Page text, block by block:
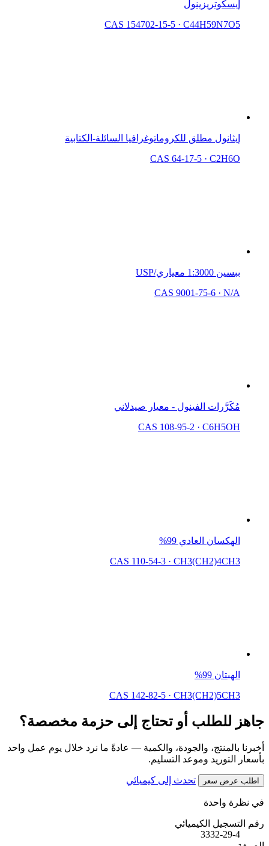
إيسكوتريزينول
CAS 154702-15-5 · C44H59N7O5
إيثانول مطلق للكروماتوغرافيا السائلة-الكتابية
CAS 64-17-5 · C2H6O
ببسين 1:3000 معياري/USP
CAS 9001-75-6 · N/A
مُكَرَّرات الفينول - معيار صيدلاني
CAS 108-95-2 · C6H5OH
الهكسان العادي 99%
CAS 110-54-3 · CH3(CH2)4CH3
الهبتان 99%
CAS 142-82-5 · CH3(CH2)5CH3
جاهز للطلب أو تحتاج إلى حزمة مخصصة؟
أخبرنا بالمنتج، والجودة، والكمية — عادةً ما نرد خلال يوم عمل واحد
بأسعار التوريد وموعد التسليم.
اطلب عرض سعر تحدث إلى كيميائي
في نظرة واحدة
رقم التسجيل الكيميائي
3332-29-4